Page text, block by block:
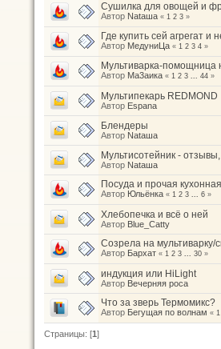
Сушилка для овощей и
Автор Nataшa « 1 2 3 »
Где купить сей агрегат и
Автор МедуниЦа « 1 2 3 4 »
Мультиварка-помощница
Автор Ма3аика « 1 2 3 ... 44 »
Мультипекарь REDMOND
Автор Espana
Блендеры
Автор Nataшa
Мультисотейник -
Автор Nataшa
Посуда и прочая
Автор Юльёнка « 1 2 3 ... 6 »
Хлебопечка и всё о ней
Автор Blue_Catty
Созрела на мультиварку/
Автор Бархат « 1 2 3 ... 30 »
индукция или HiLight
Автор Вечерняя роса
Что за зверь Термомикс?
Автор Бегущая по волнам « 1
Страницы: [1]